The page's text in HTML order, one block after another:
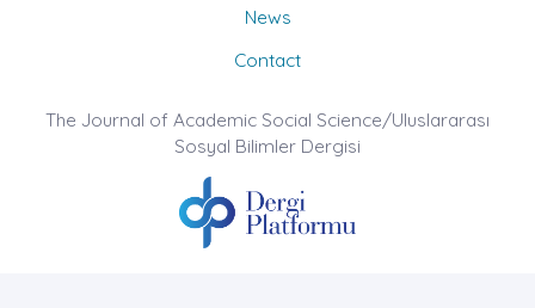
News
Contact
The Journal of Academic Social Science/Uluslararası
Sosyal Bilimler Dergisi